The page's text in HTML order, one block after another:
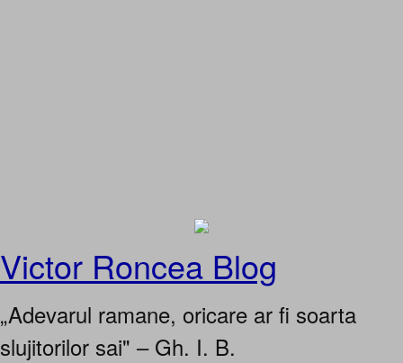
Victor Roncea Blog
„Adevarul ramane, oricare ar fi soarta
slujitorilor sai" – Gh. I. B.